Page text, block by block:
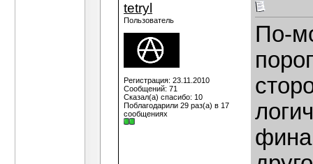
tetryl
Пользователь
Регистрация: 23.11.2010
Сообщений: 71
Сказал(а) спасибо: 10
Поблагодарили 29 раз(а) в 17
сообщениях
По-